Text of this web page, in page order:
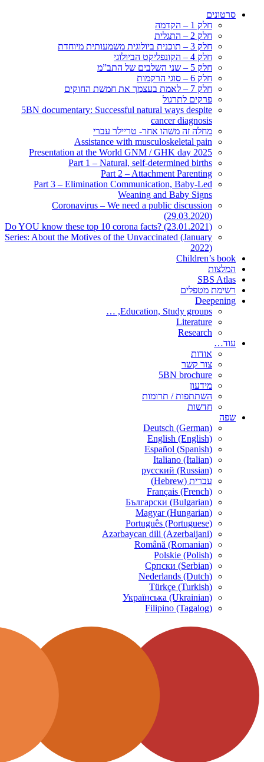
5BN
Presentation at
Part 3 –
Do YOU know these
Series: About the